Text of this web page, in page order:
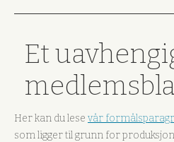
Et
Her kan du lese vår
som ligger til grunn for